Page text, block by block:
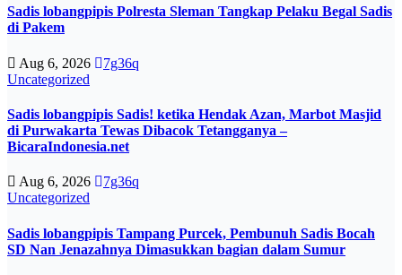
Sadis lobangpipis Polresta Sleman Tangkap Pelaku Begal Sadis
di Pakem
Aug 6, 2026
7g36q
Uncategorized
Sadis lobangpipis Sadis! ketika Hendak Azan, Marbot Masjid
di Purwakarta Tewas Dibacok Tetangganya –
BicaraIndonesia.net
Aug 6, 2026
7g36q
Uncategorized
Sadis lobangpipis Tampang Purcek, Pembunuh Sadis Bocah
SD Nan Jenazahnya Dimasukkan bagian dalam Sumur